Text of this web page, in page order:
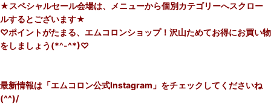
★スペシャルセール会場は、メニューから個別カテゴリーへスクロー
ルするとございます★
♡ポイントがたまる、エムコロンショップ！沢山ためてお得にお買い物
をしましょう(*^-^*)♡
最新情報は「エムコロン公式Instagram」をチェックしてくださいね
(^^)/